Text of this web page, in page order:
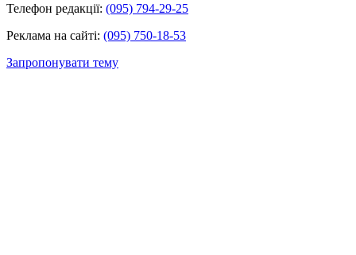
Телефон редакції: (095) 794-29-25
Реклама на сайті: (095) 750-18-53
Запропонувати тему